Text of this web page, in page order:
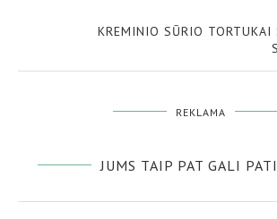
KREMINIO SŪRIO TORTUKAI
REKLAMA
JUMS TAIP PAT GALI